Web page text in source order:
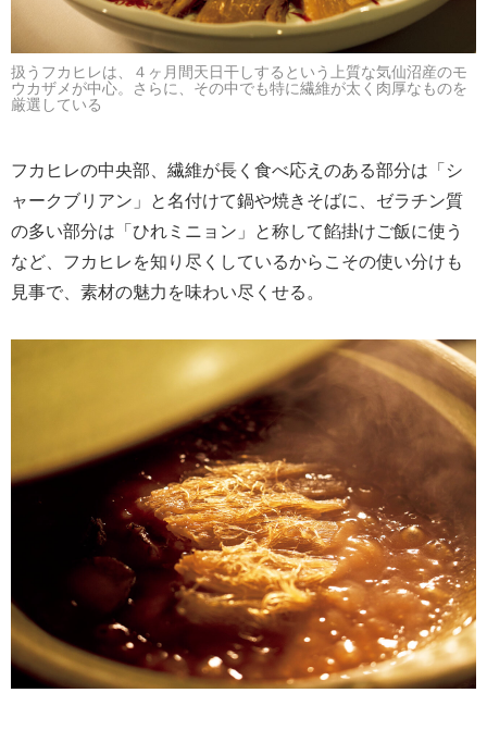
扱うフカヒレは、４ヶ月間天日干しするという上質な気仙沼産のモ
ウカザメが中心。さらに、その中でも特に繊維が太く肉厚なものを
厳選している
フカヒレの中央部、繊維が長く食べ応えのある部分は「シ
ャークブリアン」と名付けて鍋や焼きそばに、ゼラチン質
の多い部分は「ひれミニョン」と称して餡掛けご飯に使う
など、フカヒレを知り尽くしているからこその使い分けも
見事で、素材の魅力を味わい尽くせる。